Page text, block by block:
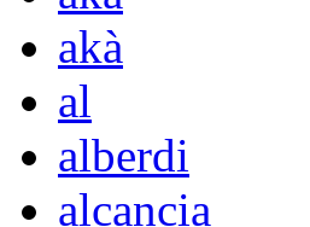
akà
al
alberdi
alcancia